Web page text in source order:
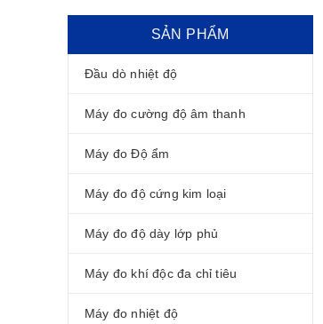
SẢN PHẨM
Đầu dò nhiệt độ
Máy đo cường độ âm thanh
Máy đo Độ ẩm
Máy đo độ cứng kim loại
Máy đo độ dày lớp phủ
Máy đo khí độc đa chỉ tiêu
Máy đo nhiệt độ